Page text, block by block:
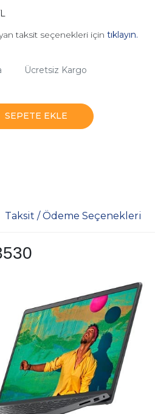
taksit seçenekleri için tıklayın.
Ücretsiz Kargo
SEPETE EKLE
Taksit / Ödeme Seçenekleri